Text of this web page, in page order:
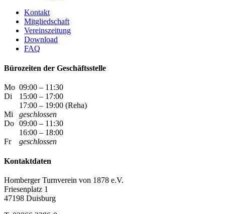
Kontakt
Mitgliedschaft
Vereinszeitung
Download
FAQ
Bürozeiten der Geschäftsstelle
Mo 09:00 – 11:30
Di
15:00 – 17:00
17:00 – 19:00 (Reha)
Mi
geschlossen
Do 09:00 – 11:30
16:00 – 18:00
Fr
geschlossen
Kontaktdaten
Homberger Turnverein von 1878 e.V.
Friesenplatz 1
47198 Duisburg